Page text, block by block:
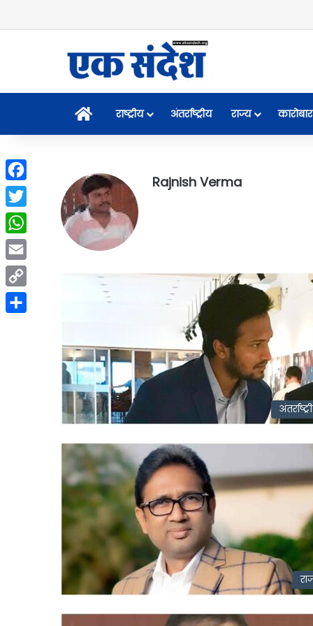
Homeराष्ट्रीय अंतर्राष्ट्रीय राज्य कारोबार
Rajnish Verma
Facebook
Twitter
WhatsApp
Email
Copy
Link